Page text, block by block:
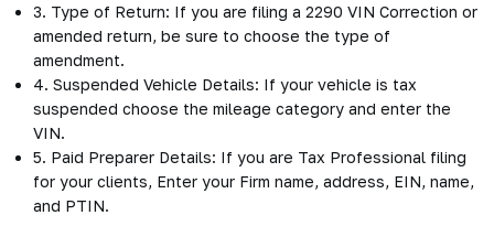
3. Type of Return: If you are filing a 2290 VIN Correction or
amended return, be sure to choose the type of
amendment.
4. Suspended Vehicle Details: If your vehicle is tax
suspended choose the mileage category and enter the
VIN.
5. Paid Preparer Details: If you are Tax Professional filing
for your clients, Enter your Firm name, address, EIN, name,
and PTIN.